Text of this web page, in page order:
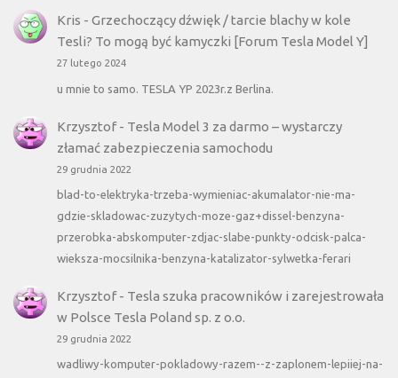
Kris - Grzechoczący dźwięk / tarcie blachy w kole
Tesli? To mogą być kamyczki [Forum Tesla Model Y]
27 lutego 2024
u mnie to samo. TESLA YP 2023r.z Berlina.
Krzysztof- Tesla Model 3 za darmo – wystarczy
złamać zabezpieczenia samochodu
29 grudnia 2022
blad-to-elektryka-trzeba-wymieniac-akumalator-nie-ma-
gdzie-skladowac-zuzytych-moze-gaz+dissel-benzyna-
przerobka-abskomputer-zdjac-slabe-punkty-odcisk-palca-
wieksza-mocsilnika-benzyna-katalizator-sylwetka-ferari
Krzysztof- Tesla szuka pracowników i zarejestrowała
w Polsce Tesla Poland sp. z o.o.
29 grudnia 2022
wadliwy-komputer-pokladowy-razem--z-zaplonem-lepiiej-na-